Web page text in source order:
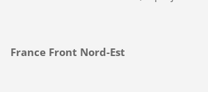
France Front Nord-Est